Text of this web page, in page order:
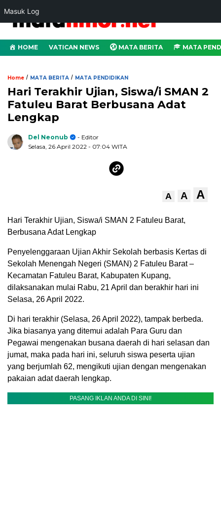
Masuk Log
HOME VATICAN NEWS MATA BERITA MATA
Home / MATA BERITA / MATA PENDIDIKAN
Hari Terakhir Ujian, Siswa/i SMAN 2
Fatuleu Barat Berbusana Adat
Lengkap
Del Neonub
- Editor
Selasa, 26 April 2022 - 07:04 WITA
A A A
Hari Terakhir Ujian, Siswa/i SMAN 2 Fatuleu Barat,
Berbusana Adat Lengkap
Penyelenggaraan Ujian Akhir Sekolah berbasis Kertas di
Sekolah Menengah Negeri (SMAN) 2 Fatuleu Barat –
Kecamatan Fatuleu Barat, Kabupaten Kupang,
dilaksanakan mulai Rabu, 21 April dan berakhir hari ini
Selasa, 26 April 2022.
Di hari terakhir (Selasa, 26 April 2022), tampak berbeda.
Jika biasanya yang ditemui adalah Para Guru dan
Pegawai mengenakan busana daerah di hari selasan dan
jumat, maka pada hari ini, seluruh siswa peserta ujian
yang berjumlah 62, mengikuti ujian dengan mengenakan
pakaian adat daerah lengkap.
PASANG IKLAN ANDA DI SINI!